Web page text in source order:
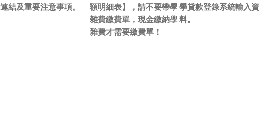
連結及重要注意事項。
額明細表】，請不要帶學
雜費繳費單，現金繳納學
雜費才需要繳費單！
學貸款登錄系統輸入資
料。